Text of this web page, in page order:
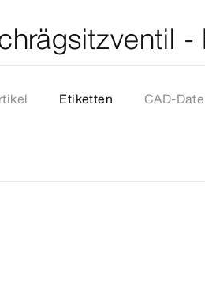
Etiketten CAD-